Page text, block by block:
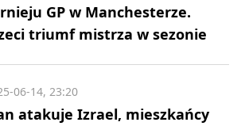
GP w Manchesterze.
triumf mistrza w sezonie
atakuje Izrael, mieszkańcy
06-14, 23:20